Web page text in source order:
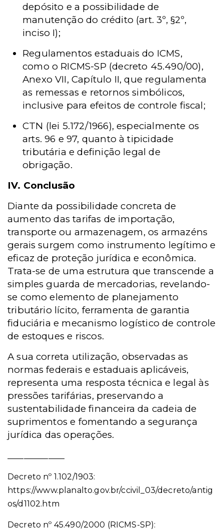
depósito e a possibilidade de
manutenção do crédito (art. 3º, §2º,
inciso I);
Regulamentos estaduais do ICMS,
como o RICMS-SP (decreto 45.490/00),
Anexo VII, Capítulo II, que regulamenta
as remessas e retornos simbólicos,
inclusive para efeitos de controle fiscal;
CTN (lei 5.172/1966), especialmente os
arts. 96 e 97, quanto à tipicidade
tributária e definição legal de
obrigação.
IV. Conclusão
Diante da possibilidade concreta de
aumento das tarifas de importação,
transporte ou armazenagem, os armazéns
gerais surgem como instrumento legítimo e
eficaz de proteção jurídica e econômica.
Trata-se de uma estrutura que transcende a
simples guarda de mercadorias, revelando-
se como elemento de planejamento
tributário lícito, ferramenta de garantia
fiduciária e mecanismo logístico de controle
de estoques e riscos.
A sua correta utilização, observadas as
normas federais e estaduais aplicáveis,
representa uma resposta técnica e legal às
pressões tarifárias, preservando a
sustentabilidade financeira da cadeia de
suprimentos e fomentando a segurança
jurídica das operações.
Decreto nº 1.102/1903:
https://www.planalto.gov.br/ccivil_03/decreto/antig
os/d1102.htm
Decreto nº 45.490/2000 (RICMS-SP):